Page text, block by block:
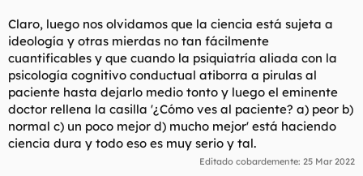
Claro, luego nos olvidamos que la ciencia está sujeta a
ideología y otras mierdas no tan fácilmente
cuantificables y que cuando la psiquiatría aliada con la
psicología cognitivo conductual atiborra a pirulas al
paciente hasta dejarlo medio tonto y luego el eminente
doctor rellena la casilla '¿Cómo ves al paciente? a) peor b)
normal c) un poco mejor d) mucho mejor' está haciendo
ciencia dura y todo eso es muy serio y tal.
Editado cobardemente: 25 Mar 2022